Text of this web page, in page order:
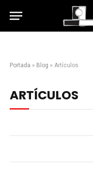
Portada » Blog » Artículos
ARTÍCULOS